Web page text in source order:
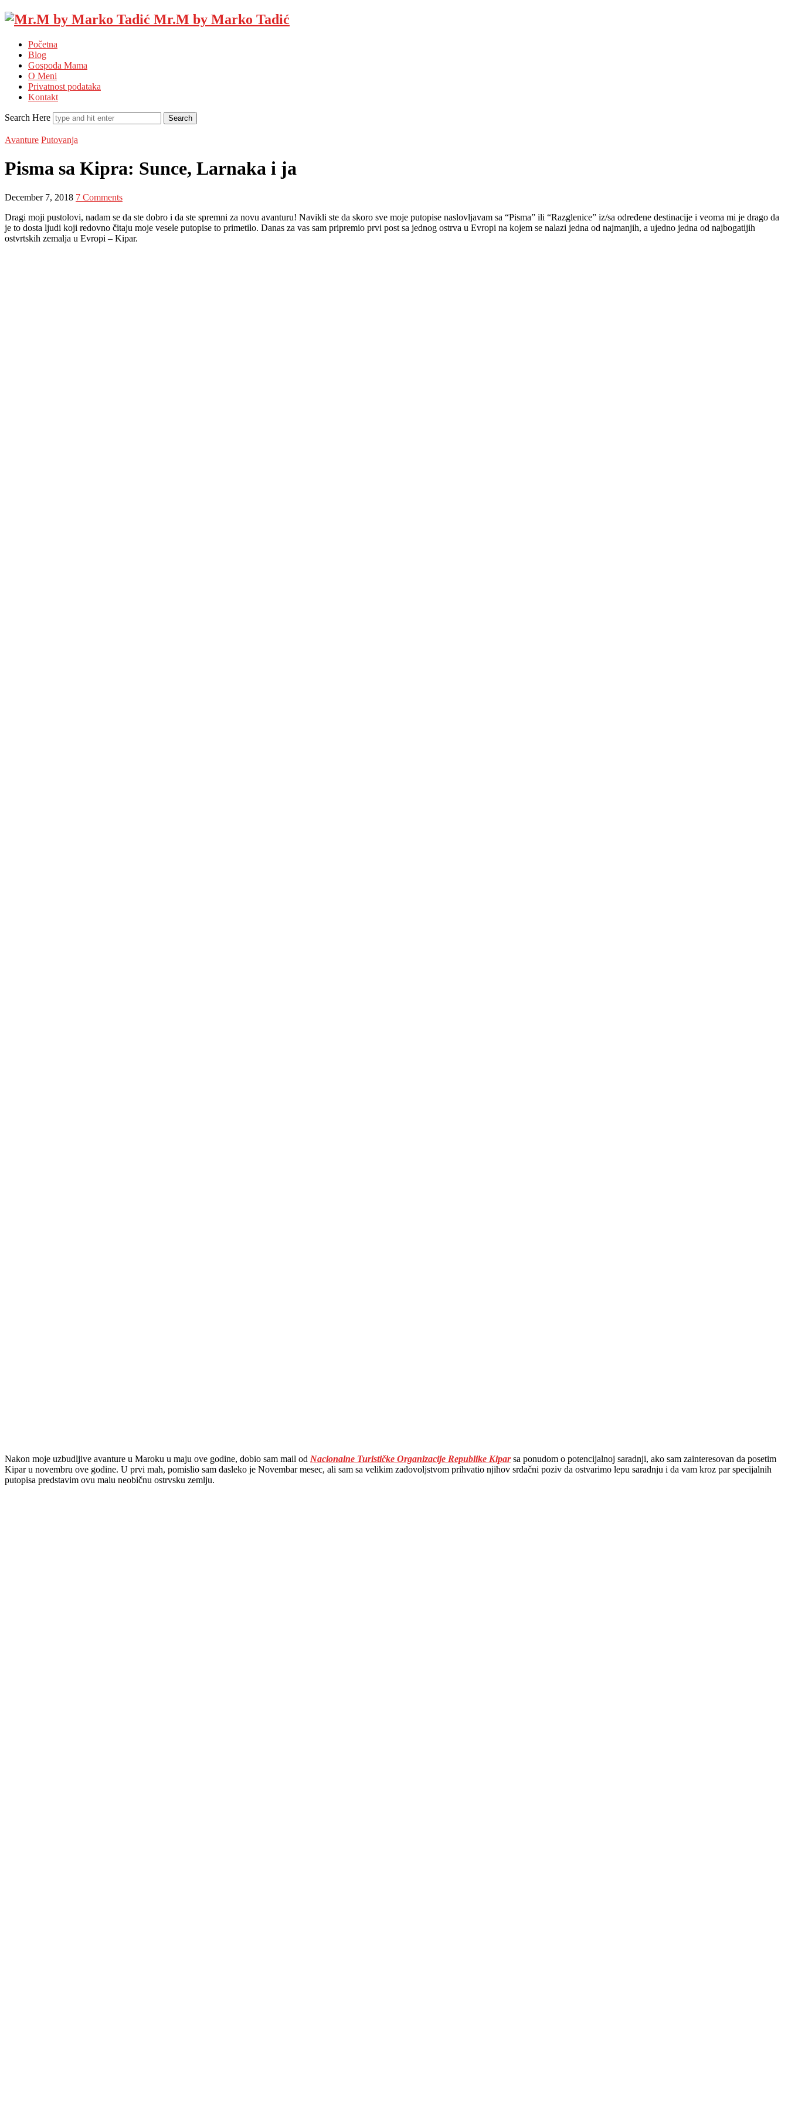
Mr.M by Marko Tadić
Početna
Blog
Gospođa Mama
O Meni
Privatnost podataka
Kontakt
Search Here
Avanture Putovanja
Pisma sa Kipra: Sunce, Larnaka i ja
December 7, 2018 7 Comments
Dragi moji pustolovi, nadam se da ste dobro i da ste spremni za novu avanturu! Navikli ste da skoro sve moje putopise naslovljavam sa “Pisma” ili “Razglenice” iz/sa određene destinacije i veoma mi je drago da
je to dosta ljudi koji redovno čitaju moje vesele putopise to primetilo. Danas za vas sam pripremio prvi post sa jednog ostrva u Evropi na kojem se nalazi jedna od najmanjih, a ujedno jedna od najbogatijih
ostvrtskih zemalja u Evropi – Kipar.
Nakon moje uzbudljive avanture u Maroku u maju ove godine, dobio sam mail od Nacionalne Turističke Organizacije Republike Kiparsa ponudom o potencijalnoj saradnji, ako sam zainteresovan da posetim
Kipar u novembru ove godine. U prvi mah, pomislio sam dasleko je Novembar mesec, ali sam sa velikim zadovoljstvom prihvatio njihov srdačni poziv da ostvarimo lepu saradnju i da vam kroz par specijalnih
putopisa predstavim ovu malu neobičnu ostrvsku zemlju.